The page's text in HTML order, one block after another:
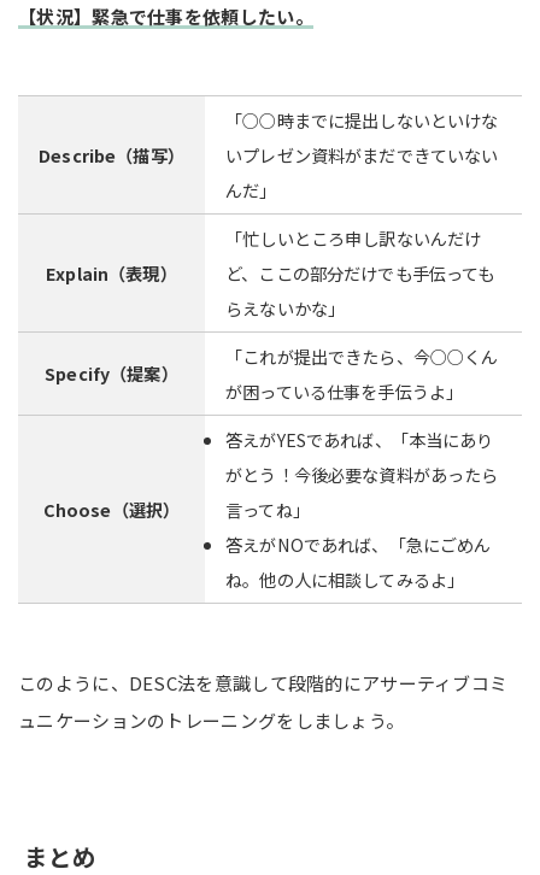
【状況】緊急で仕事を依頼したい。
Describe（描写）
「○○時までに提出しないといけな
いプレゼン資料がまだできていない
んだ」
Explain（表現）
「忙しいところ申し訳ないんだけ
ど、ここの部分だけでも手伝っても
らえないかな」
Specify（提案）
「これが提出できたら、今○○くん
が困っている仕事を手伝うよ」
Choose（選択）
答えがYESであれば、「本当にあり
がとう！今後必要な資料があったら
言ってね」
答えがNOであれば、「急にごめん
ね。他の人に相談してみるよ」
このように、DESC法を意識して段階的にアサーティブコミ
ュニケーションのトレーニングをしましょう。
まとめ